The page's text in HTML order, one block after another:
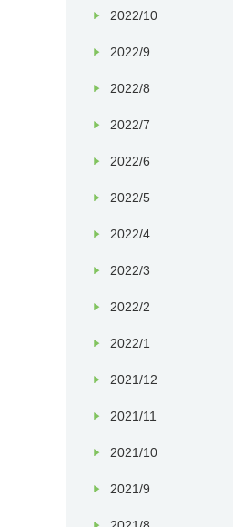
2022/10
2022/9
2022/8
2022/7
2022/6
2022/5
2022/4
2022/3
2022/2
2022/1
2021/12
2021/11
2021/10
2021/9